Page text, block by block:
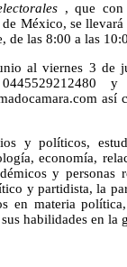
, que con
México, se
de las 8:00 a las
al viernes 3 de
y políticos,
economía,
y personas
y partidista, la
en materia
habilidades en